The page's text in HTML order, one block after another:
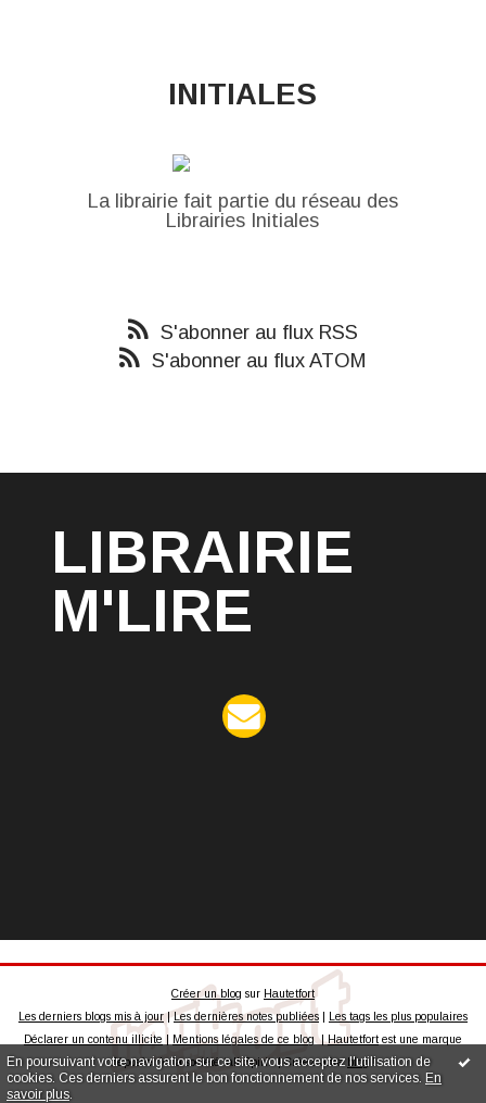
En poursuivant votre navigation sur ce site, vous acceptez l'utilisation de
cookies. Ces derniers assurent le bon fonctionnement de nos services. En
savoir plus.
INITIALES
La librairie fait partie du réseau des
Librairies Initiales
S'abonner au flux RSS
S'abonner au flux ATOM
LIBRAIRIE
M'LIRE
Créer un blog sur Hautetfort
Les derniers blogs mis à jour|Les dernières notes publiées
Les tags les plus populaires
Déclarer un contenu illicite
Mentions légales de ce blog | Hautetfort est une marque
déposée de la société talkSpirit | Créez votre blog !